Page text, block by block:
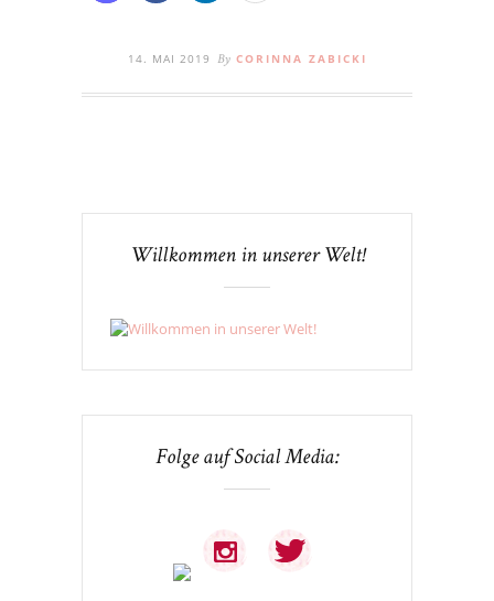
14. MAI 2019 By CORINNA ZABICKI
Willkommen in unserer Welt!
Folge auf Social Media: